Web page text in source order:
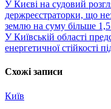
Навігація
записів
У Києві на судовий
держреєстраторки, що
землю на суму більше
У Київській області
енергетичної стійкості
Схожі записи
Київ